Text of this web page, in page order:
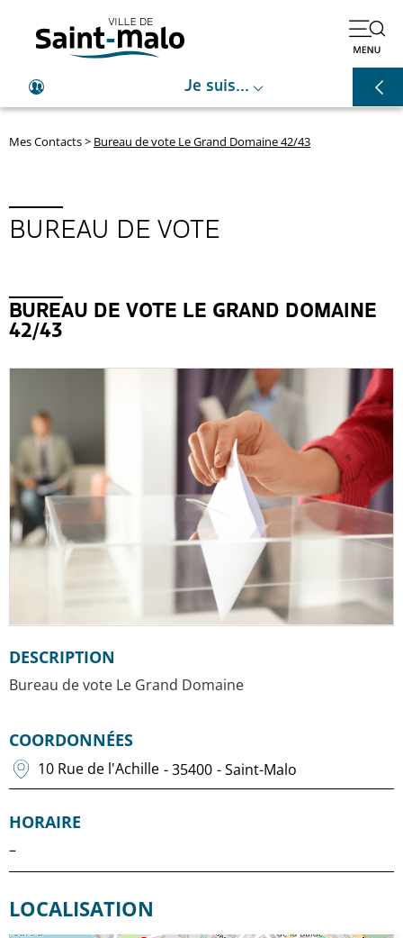
Je suis... ⌵
Mes Contacts> Bureau de vote Le Grand Domaine 42/43
BUREAU DE VOTE
BUREAU DE VOTE LE GRAND DOMAINE
42/43
DESCRIPTION
Bureau de vote Le Grand Domaine
COORDONNÉES
10 Rue de l'Achille - 35400 - Saint-Malo
HORAIRE
–
LOCALISATION